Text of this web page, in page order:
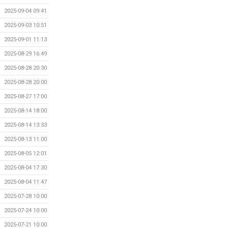
2025-09-04 09:41
2025-09-03 10:51
2025-09-01 11:13
2025-08-29 16:49
2025-08-28 20:30
2025-08-28 20:00
2025-08-27 17:00
2025-08-14 18:00
2025-08-14 13:33
2025-08-13 11:00
2025-08-05 12:01
2025-08-04 17:30
2025-08-04 11:47
2025-07-28 10:00
2025-07-24 10:00
2025-07-21 10:00